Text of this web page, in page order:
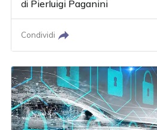
di Pierluigi Paganini
Condividi